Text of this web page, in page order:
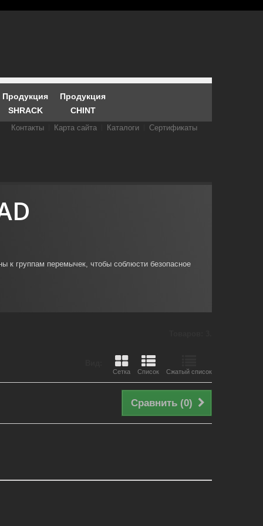
Продукция
SHRACK
Продукция
CHINT
Контакты Карта сайта Каталоги Сертификаты
к группам перемычек, чтобы соблюсти безопасное
Сетка Список Сжатый список
Сравнить (0)